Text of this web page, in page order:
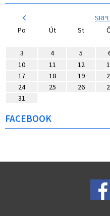
Po
Út St
3
4 5
10
11 12
17
18 19
24
25 26
31
FACEBOOK